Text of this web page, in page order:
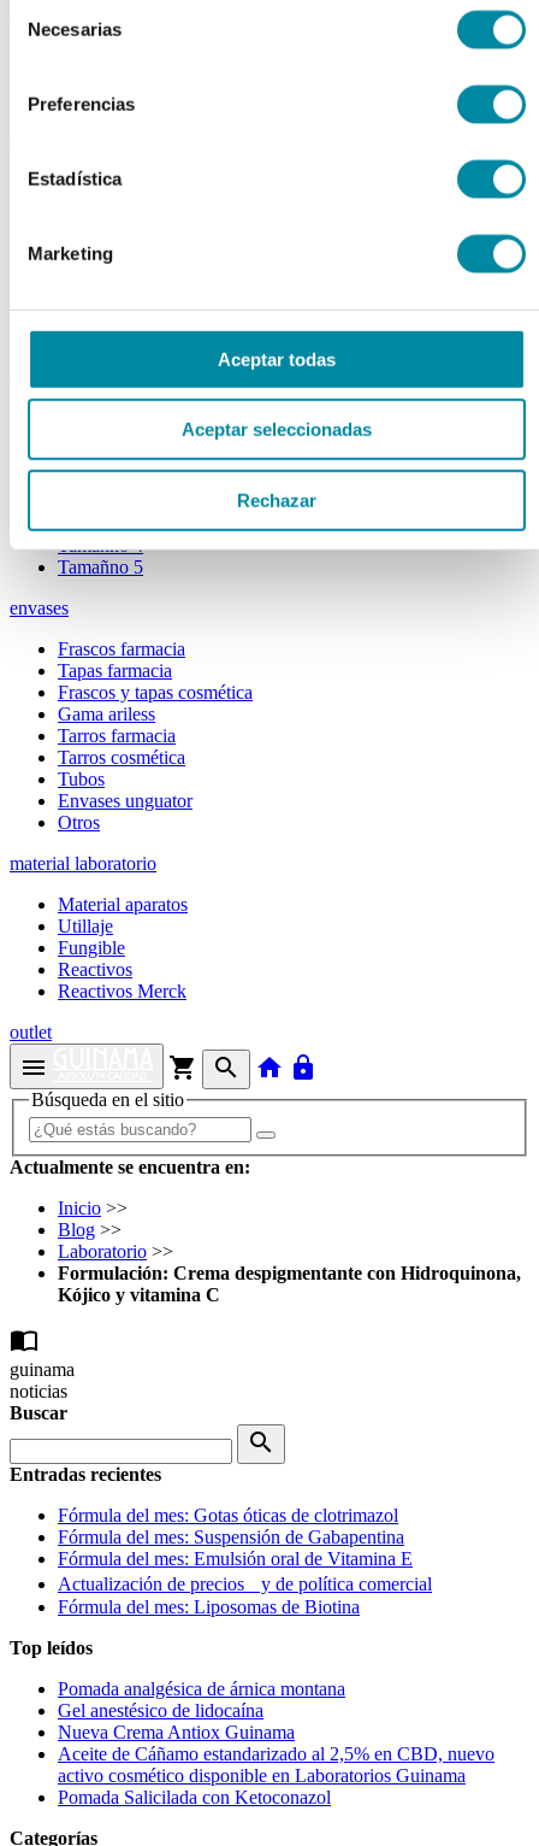
Necesarias
Preferencias
Estadística
Marketing
Aceptar todas
Aceptar seleccionadas
Rechazar
Ceras
Esencias naturales
Extractos fluidos
Extractos glicólicos
Extracto seco
Plantas y tinturas
Tamañno 0
Tamañno 3
Tamañno 4
Tamañno 5
envases
Frascos farmacia
Tapas farmacia
Frascos y tapas cosmética
Gama ariless
Tarros farmacia
Tarros cosmética
Tubos
Envases unguator
Otros
material laboratorio
Material aparatos
Utillaje
Fungible
Reactivos
Reactivos Merck
outlet
menu shopping_cart search home lock
Búsqueda en el sitio
Actualmente se encuentra en:
Inicio >>
Blog >>
Laboratorio >>
Formulación: Crema despigmentante con Hidroquinona,
Kójico y vitamina C
import_contacts
guinama
noticias
Buscar
search
Entradas recientes
Fórmula del mes: Gotas óticas de clotrimazol
Fórmula del mes: Suspensión de Gabapentina
Fórmula del mes: Emulsión oral de Vitamina E
Actualización de precios y de política comercial
Fórmula del mes: Liposomas de Biotina
Top leídos
Pomada analgésica de árnica montana
Gel anestésico de lidocaína
Nueva Crema Antiox Guinama
Aceite de Cáñamo estandarizado al 2,5% en CBD, nuevo
activo cosmético disponible en Laboratorios Guinama
Pomada Salicilada con Ketoconazol
Categorías